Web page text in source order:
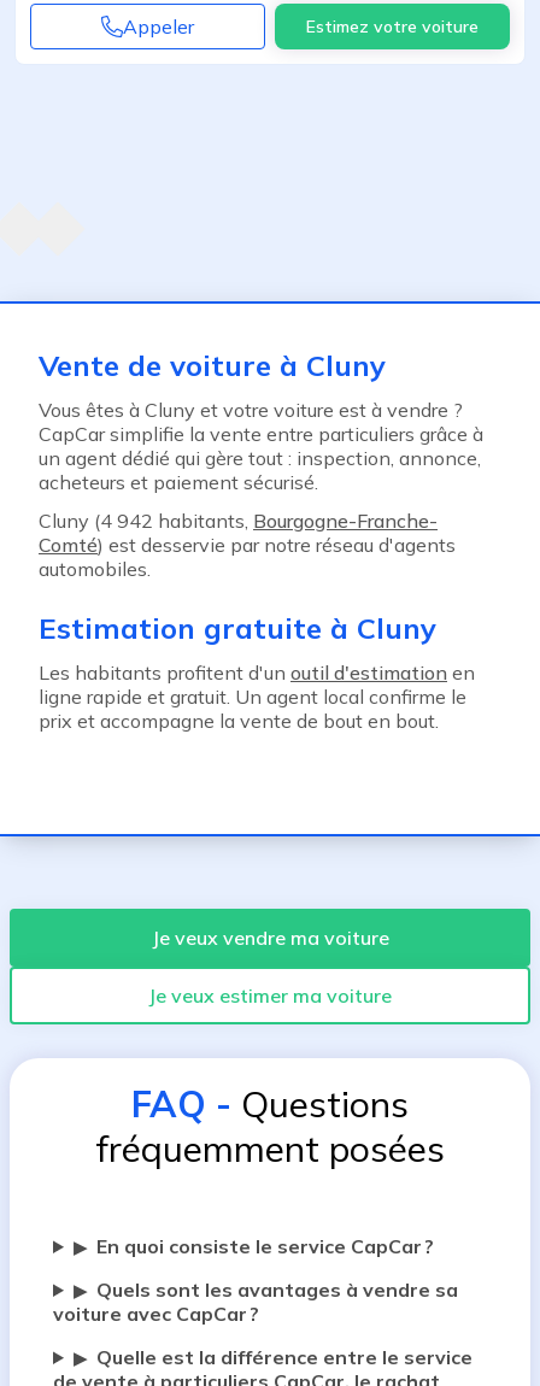
Appeler Estimez votre voiture
Vente de voiture à Cluny
Vous êtes à Cluny et votre voiture est à vendre ?
CapCar simplifie la vente entre particuliers grâce à
un agent dédié qui gère tout : inspection, annonce,
acheteurs et paiement sécurisé.
Cluny (4 942 habitants, Bourgogne-Franche-
Comté) est desservie par notre réseau d'agents
automobiles.
Estimation gratuite à Cluny
Les habitants profitent d'un outil d'estimation en
ligne rapide et gratuit. Un agent local confirme le
prix et accompagne la vente de bout en bout.
Je veux vendre ma voiture
Je veux estimer ma voiture
FAQ - Questions
fréquemment posées
▶ En quoi consiste le service CapCar ?
▶ Quels sont les avantages à vendre sa
voiture avec CapCar ?
▶ Quelle est la différence entre le service
de vente à particuliers CapCar, le rachat